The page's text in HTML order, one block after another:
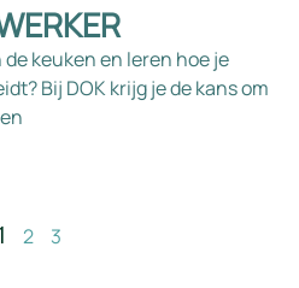
keuken en leren hoe je
Bij DOK krijg je de kans om
2 3